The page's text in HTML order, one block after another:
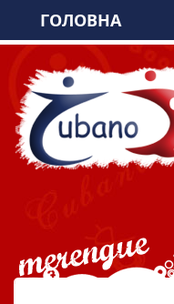
ГОЛОВНА